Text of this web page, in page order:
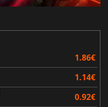
1.86€
1.14€
0.92€